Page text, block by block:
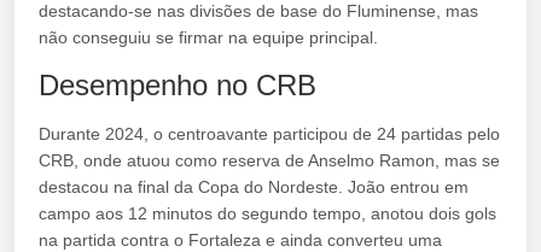
destacando-se nas divisões de base do Fluminense, mas
não conseguiu se firmar na equipe principal.
Desempenho no CRB
Durante 2024, o centroavante participou de 24 partidas pelo
CRB, onde atuou como reserva de Anselmo Ramon, mas se
destacou na final da Copa do Nordeste. João entrou em
campo aos 12 minutos do segundo tempo, anotou dois gols
na partida contra o Fortaleza e ainda converteu uma